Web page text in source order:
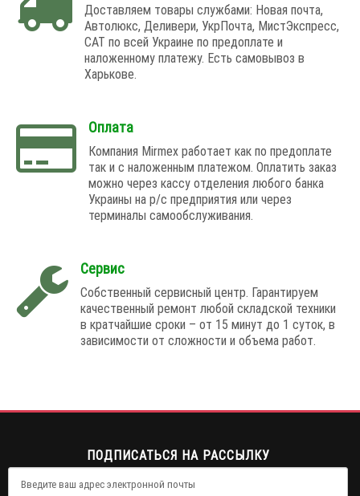
Доставляем товары службами: Новая почта,
Автолюкс, Деливери, УкрПочта, МистЭкспресс,
САТ по всей Украине по предоплате и
наложенному платежу. Есть самовывоз в
Харькове.
Оплата
Компания Mirmex работает как по предоплате
так и с наложенным платежом. Оплатить заказ
можно через кассу отделения любого банка
Украины на р/с предприятия или через
терминалы самообслуживания.
Сервис
Собственный сервисный центр. Гарантируем
качественный ремонт любой складской техники
в кратчайшие сроки – от 15 минут до 1 суток, в
зависимости от сложности и объема работ.
ПОДПИСАТЬСЯ НА РАССЫЛКУ